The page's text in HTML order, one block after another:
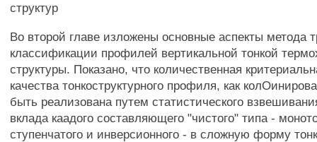
структур
Во второй главе изложены основные аспекты метода
классификации профилей вертикальной тонкой
структуры. Показано, что количественная
качества тонкоструктурного профиля, как
быть реализована путем статистического
вклада каадого составляющего "чистого" типа -
ступенчатого и инверсионного - в сложную форму